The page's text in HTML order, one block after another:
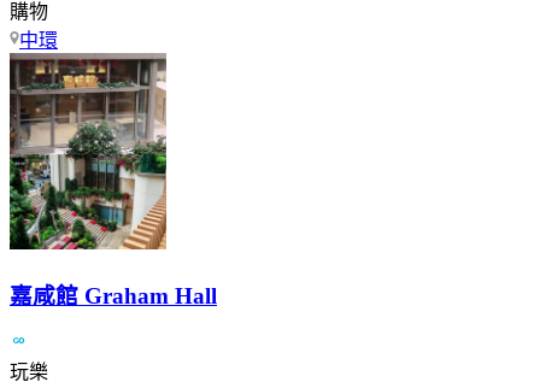
購物
中環
嘉咸館 Graham Hall
玩樂